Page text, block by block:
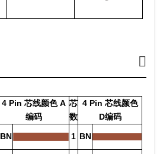
4 Pin 芯线颜色 A
编码
芯
数
4 Pin 芯线颜色
D编码
BN 1 BN